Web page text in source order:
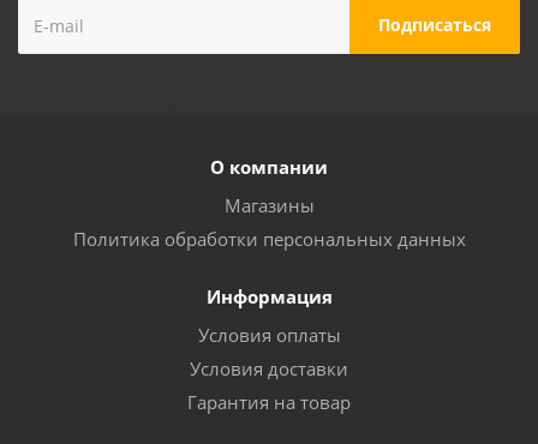
О компании
Магазины
Политика обработки персональных данных
Информация
Условия оплаты
Условия доставки
Гарантия на товар